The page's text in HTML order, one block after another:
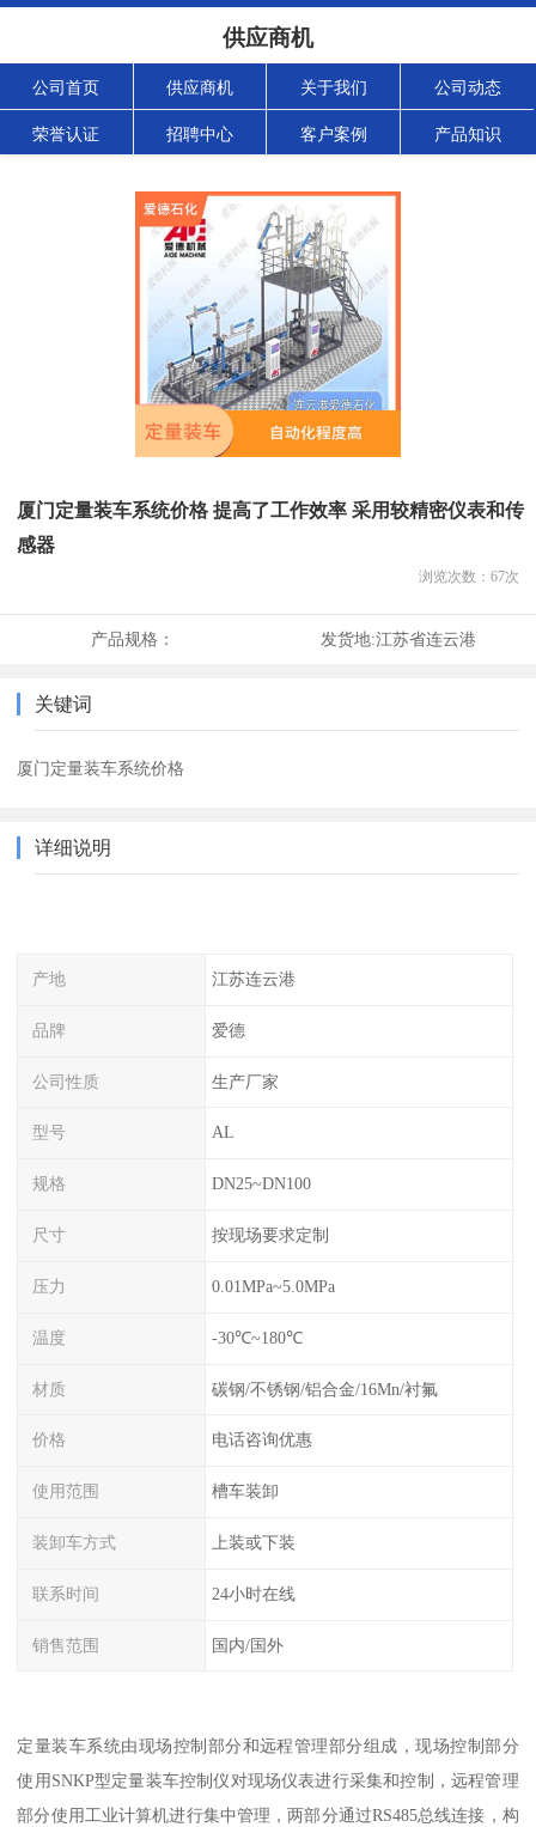
供应商机
公司首页 供应商机 关于我们 公司动态
荣誉认证 招聘中心 客户案例 产品知识
厦门定量装车系统价格 提高了工作效率 采用较精密仪表和传
感器
浏览次数： 67次
产品规格： 发货地:江苏省连云港
关键词
厦门定量装车系统价格
详细说明
产地 江苏连云港
品牌 爱德
公司性质 生产厂家
型号 AL
规格 DN25~DN100
尺寸 按现场要求定制
压力 0.01MPa~5.0MPa
温度 -30℃~180℃
材质 碳钢/不锈钢/铝合金/16Mn/衬氟
价格 电话咨询优惠
使用范围 槽车装卸
装卸车方式 上装或下装
联系时间 24小时在线
销售范围 国内/国外
定量装车系统由现场控制部分和远程管理部分组成，现场控制部分
使用SNKP型定量装车控制仪对现场仪表进行采集和控制，远程管理
部分使用工业计算机进行集中管理，两部分通过RS485总线连接，构